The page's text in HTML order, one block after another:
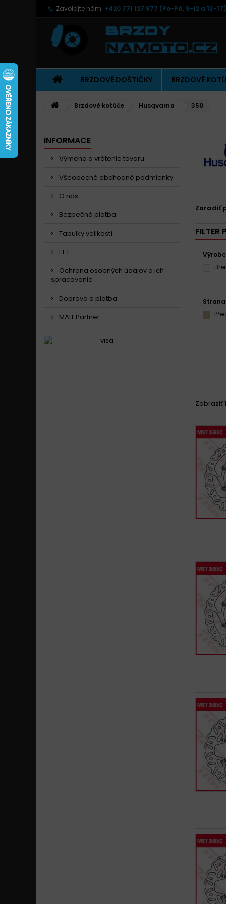
Zavolajte nám: +420 771 127 977 (Po-Pá, 9-12 a 13-17)
BRZDOVÉ DOŠTIČKY BRZDOVÉ
Brzdové kotúče Husqvarna 350
INFORMACE
Výmena a vrátenie tovaru
Všeobecné obchodné podmienky
O nás
Bezpečná platba
Tabulky velikostí
EET
Ochrana osobných údajov a ich
spracovanie
Doprava a platba
MALL Partner
Zoradiť
FILTER
Strana
Zobraziť